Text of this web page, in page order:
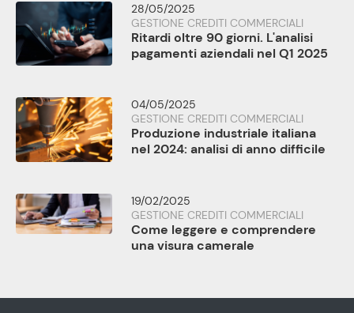
28/05/2025
GESTIONE CREDITI COMMERCIALI
Ritardi oltre 90 giorni. L'analisi
pagamenti aziendali nel Q1 2025
04/05/2025
GESTIONE CREDITI COMMERCIALI
Produzione industriale italiana
nel 2024: analisi di anno difficile
19/02/2025
GESTIONE CREDITI COMMERCIALI
Come leggere e comprendere
una visura camerale